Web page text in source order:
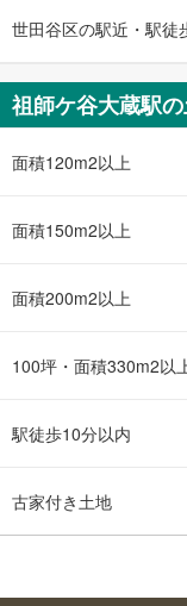
世田谷区の駅近・駅徒
祖師ケ谷大蔵駅
面積120m2以上
面積150m2以上
面積200m2以上
100坪・面積330m2以
駅徒歩10分以内
古家付き土地